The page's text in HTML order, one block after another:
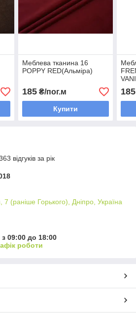
Меблева тканина 16
POPPY RED(Альміра)
185₴/пог.м
Купити
185
відгуків за рік
7 (раніше Горького), Дніпро, Україна
09:00 до 18:00
роботи